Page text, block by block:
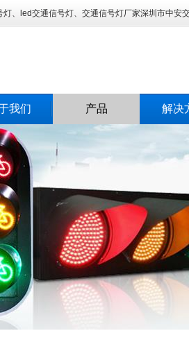
、led交通信号灯、交通信号灯厂家深圳市中安
我们 产品 解决